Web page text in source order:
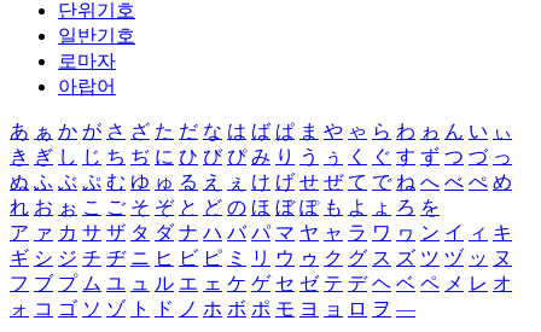
단위기호
일반기호
로마자
아랍어
あ ぁ か が さ ざ た だ な は ば ぱ ま や ゃ ら わ ゎ ん い ぃ
き ぎ し じ ち ぢ に ひ び ぴ み り う ぅ く ぐ す ず つ づ っ
ぬ ふ ぶ ぷ む ゆ ゅ る え ぇ け げ せ ぜ て で ね へ べ ぺ め
れ お ぉ こ ご そ ぞ と ど の ほ ぼ ぽ も よ ょ ろ を
ア ァ カ サ ザ タ ダ ナ ハ バ パ マ ヤ ャ ラ ワ ヮ ン イ ィ キ
ギ シ ジ チ ヂ ニ ヒ ビ ピ ミ リ ウ ゥ ク グ ス ズ ツ ヅ ッ ヌ
フ ブ プ ム ユ ュ ル エ ェ ケ ゲ セ ゼ テ デ ヘ ベ ペ メ レ オ
ォ コ ゴ ソ ゾ ト ド ノ ホ ボ ポ モ ヨ ョ ロ ヲ ―